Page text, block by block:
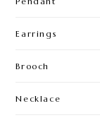
Earrings
Brooch
Necklace